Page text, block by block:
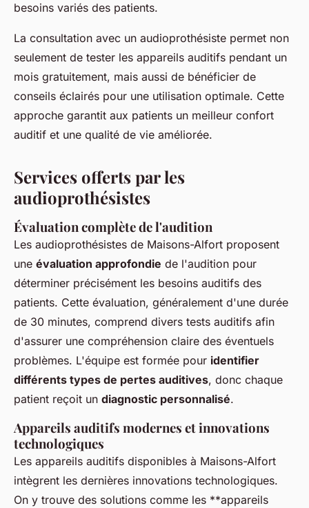
besoins variés des patients.
La consultation avec un audioprothésiste permet non
seulement de tester les appareils auditifs pendant un
mois gratuitement, mais aussi de bénéficier de
conseils éclairés pour une utilisation optimale. Cette
approche garantit aux patients un meilleur confort
auditif et une qualité de vie améliorée.
Services offerts par les
audioprothésistes
Évaluation complète de l'audition
Les audioprothésistes de Maisons-Alfort proposent
une évaluation approfondie de l'audition pour
déterminer précisément les besoins auditifs des
patients. Cette évaluation, généralement d'une durée
de 30 minutes, comprend divers tests auditifs afin
d'assurer une compréhension claire des éventuels
problèmes. L'équipe est formée pour identifier
différents types de pertes auditives, donc chaque
patient reçoit un diagnostic personnalisé.
Appareils auditifs modernes et innovations
technologiques
Les appareils auditifs disponibles à Maisons-Alfort
intègrent les dernières innovations technologiques.
On y trouve des solutions comme les **appareils